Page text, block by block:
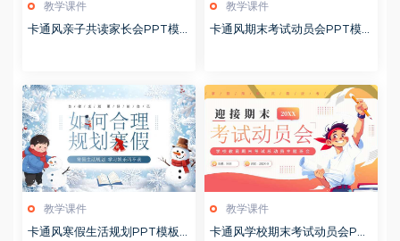
教学课件
卡通风亲子共读家长会PPT模
教学课件
卡通风期末考试动员会PPT模
教学课件
卡通风寒假生活规划PPT模板2
教学课件
卡通风学校期末考试动员会PP